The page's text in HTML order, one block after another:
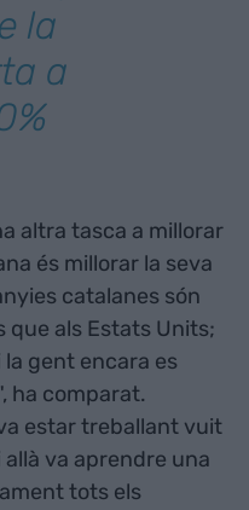
la
a
altra tasca a millorar
és millorar la seva
catalanes són
als Estats Units;
gent encara es
ha comparat.
estar treballant vuit
va aprendre una
tots els